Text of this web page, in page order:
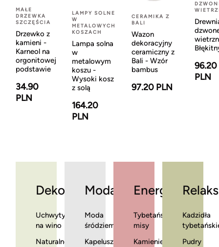
MAŁE
DRZEWKA
SZCZĘŚCIA
Drzewko z
kamieni -
Karneol na
orgonitowej
podstawie
34.90
PLN
LAMPY SOLNE
W
METALOWYCH
KOSZACH
Lampa solna
w
metalowym
koszu -
Wysoki kosz
z solą
164.20
PLN
CERAMIKA Z
BALI
Wazon
dekoracyjny
ceramiczny z
Bali - Wzór
bambus
97.20 PLN
96.20
PLN
Dekoracje
Uchwyty
na wino
Naturalne
Moda
Moda
śródziemnomorska
Kapelusze
Energia
Tybetańskie
misy
Kamienie
Relaks
Kadzidła
Pudry